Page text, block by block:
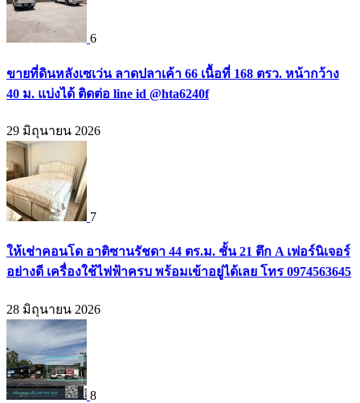
6
ขายที่ดินหลังเซเว่น ลาดปลาเค้า 66 เนื้อที่ 168 ตรว. หน้ากว้าง
40 ม. แบ่งได้ ติดต่อ line id @hta6240f
29 มิถุนายน 2026
7
ให้เช่าคอนโด อาติซานรัชดา 44 ตร.ม. ชั้น 21 ตึก A เฟอร์นิเจอร์
อย่างดี เครื่องใช้ไฟฟ้าครบ พร้อมเข้าอยู่ได้เลย โทร 0974563645
28 มิถุนายน 2026
8